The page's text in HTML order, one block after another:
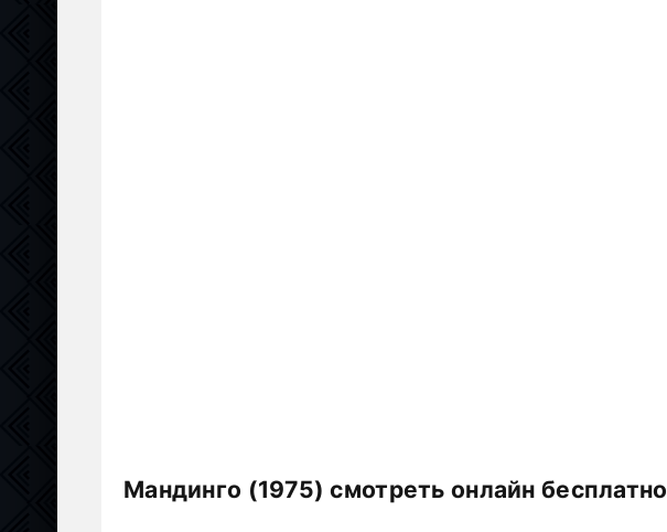
Мандинго (1975) смотреть онлайн бесплатно